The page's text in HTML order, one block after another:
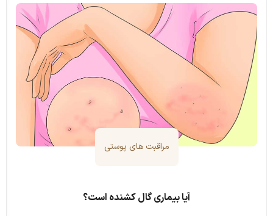
مراقبت های پوستی
آیا بیماری گال کشنده است؟